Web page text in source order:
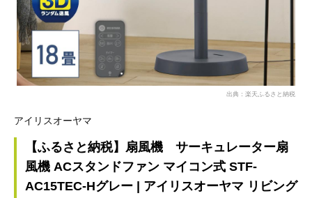
出典：楽天ふるさと納税
アイリスオーヤマ
【ふるさと納税】扇風機 サーキュレーター扇
風機 ACスタンドファン マイコン式 STF-
AC15TEC-Hグレー | アイリスオーヤマ リビング